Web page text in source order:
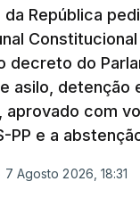
que
no entanto,
República
decreto do
asilo, detenção
aprovado com
PP e a
Agosto 2026, 18:31